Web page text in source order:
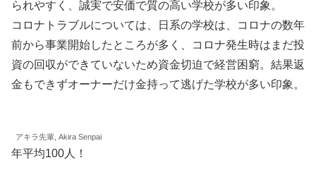
られやすく、誠実で安価で質の高い学校が多い印象。
コロナトラブルについては、日系の学校は、コロナの数年
前から事業開始したところが多く、コロナ発生時はまだ投
資の回収ができていないため資金切迫で経営困窮。結果返
金もできずオーナーだけ金持って逃げた学校が多い印象。
アキラ先輩, Akira Senpai
年平均100人！